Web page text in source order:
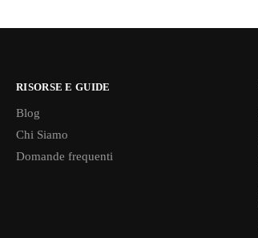
RISORSE E GUIDE
Blog
Chi Siamo
Domande frequenti